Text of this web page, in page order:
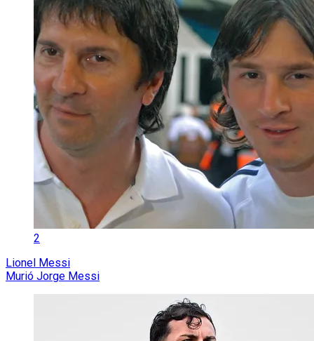
2
Lionel Messi
Murió Jorge Messi